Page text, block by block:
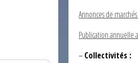
Annonces de
Publication annuelle
–Collectivités :